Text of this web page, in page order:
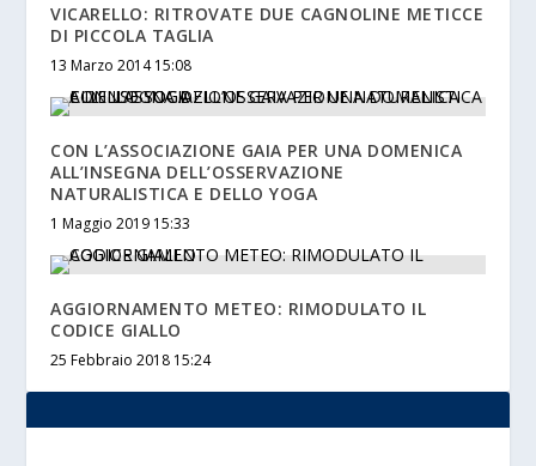
VICARELLO: RITROVATE DUE CAGNOLINE METICCE
DI PICCOLA TAGLIA
13 Marzo 2014 15:08
CON L’ASSOCIAZIONE GAIA PER UNA DOMENICA
ALL’INSEGNA DELL’OSSERVAZIONE
NATURALISTICA E DELLO YOGA
1 Maggio 2019 15:33
AGGIORNAMENTO METEO: RIMODULATO IL
CODICE GIALLO
25 Febbraio 2018 15:24